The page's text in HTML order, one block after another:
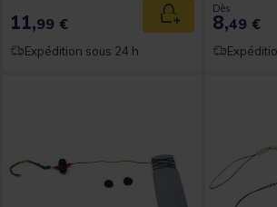
11,99 € Ajouter au panier
Expédition sous 24 h
Dès
8,49 €